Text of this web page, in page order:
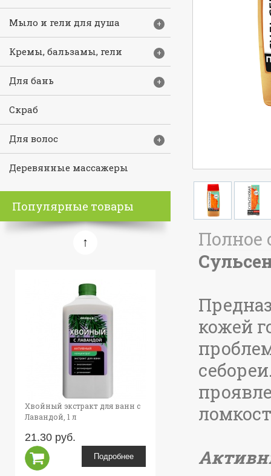
Мыло и гели для душа +
Кремы, бальзамы, гели +
Для бань +
Скраб
Для волос +
Деревянные массажеры
Популярные товары
Жидкий концентрат для ванн
129 руб.
Подробнее
Хвойный экстракт для ванн с
Лавандой, 1 л
21.30 руб.
Подробнее
Полное
кожей